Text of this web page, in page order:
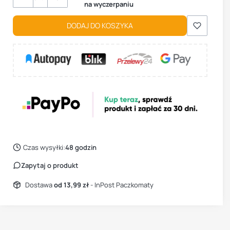
na wyczerpaniu
DODAJ DO KOSZYKA
Czas wysyłki:48 godzin
Zapytaj o produkt
Dostawaod 13,99 zł- InPost Paczkomaty